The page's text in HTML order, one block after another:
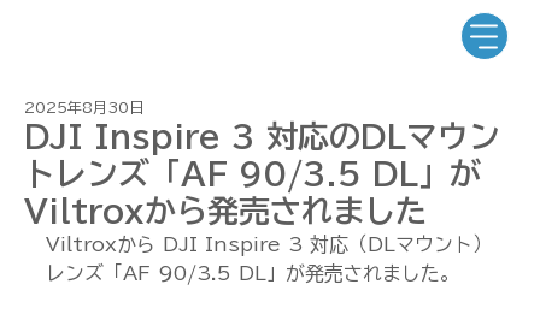
DJI Inspire 3 対応のDLマウン
トレンズ「AF 90/3.5 DL」が
Viltroxから発売されました
2025年8月30日
Viltroxから DJI Inspire 3 対応（DLマウント）
レンズ「AF 90/3.5 DL」が発売されました。